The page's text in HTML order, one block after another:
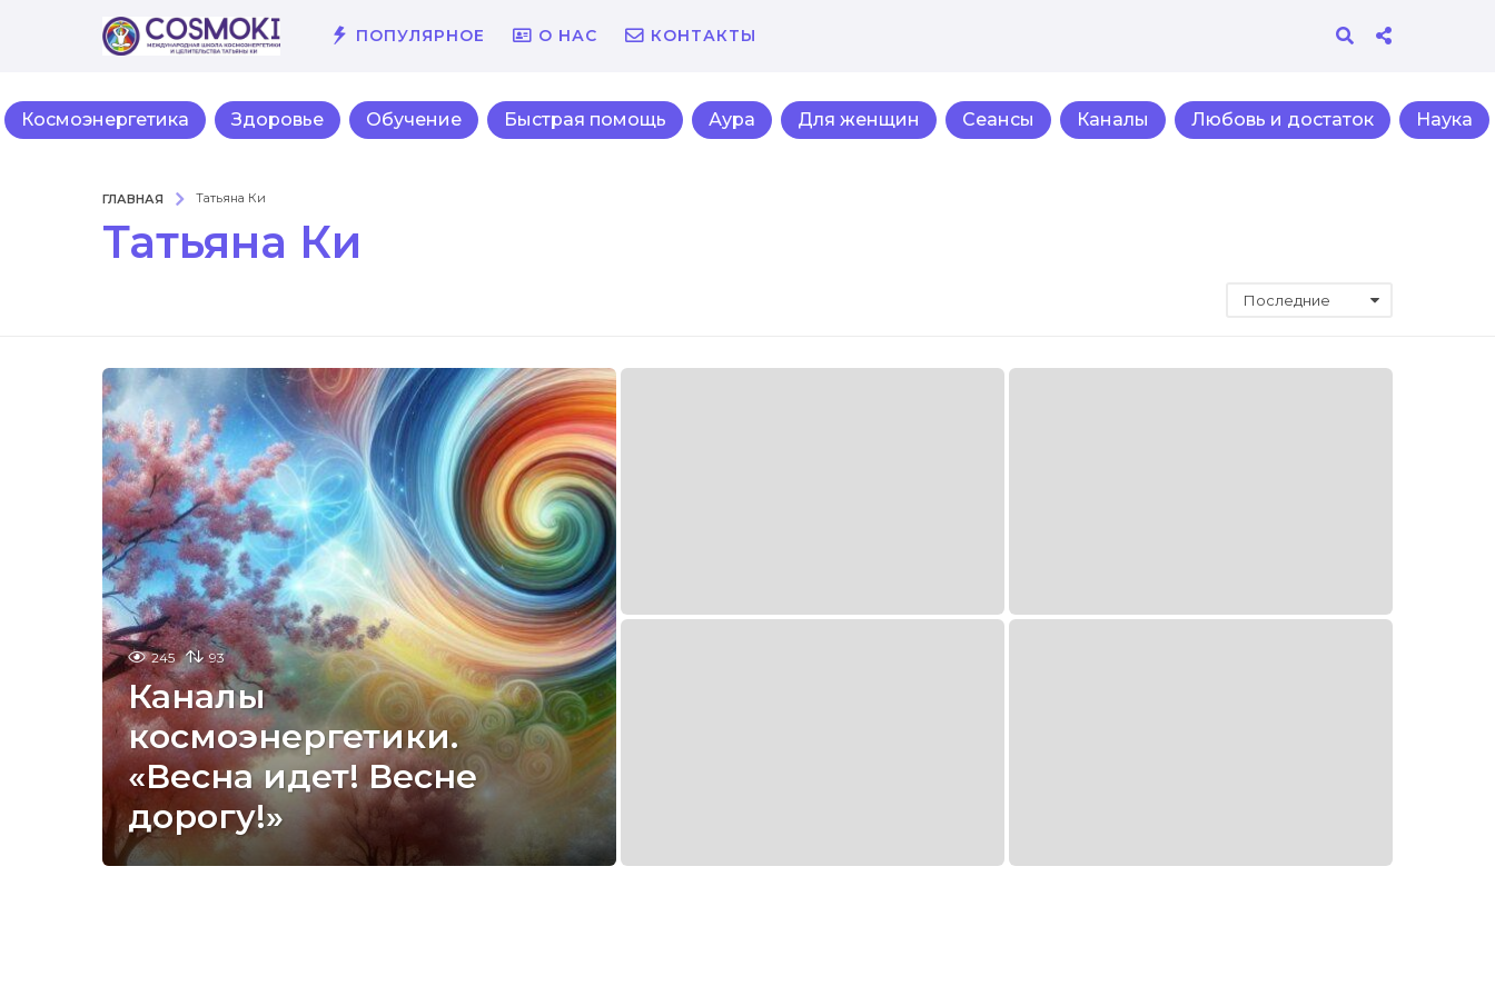
ПОПУЛЯРНОЕ О НАС КОНТАКТЫ
Космоэнергетика Здоровье Обучение Быстрая помощь Аура Для женщин Сеансы Каналы Любовь и достаток Наука
ГЛАВНАЯ Татьяна Ки
Татьяна Ки
Последние
245 93
Каналы
космоэнергетики.
«Весна идет! Весне
дорогу!»